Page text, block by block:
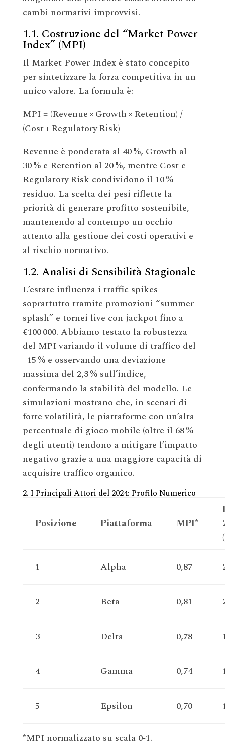
cambi normativi improvvisi.
1.1. Costruzione del “Market Power
Index” (MPI)
Il Market Power Index è stato concepito
per sintetizzare la forza competitiva in un
unico valore. La formula è:
MPI = (Revenue × Growth × Retention) /
(Cost + Regulatory Risk)
Revenue è ponderata al 40 %, Growth al
30 % e Retention al 20 %, mentre Cost e
Regulatory Risk condividono il 10 %
residuo. La scelta dei pesi riflette la
priorità di generare profitto sostenibile,
mantenendo al contempo un occhio
attento alla gestione dei costi operativi e
al rischio normativo.
1.2. Analisi di Sensibilità Stagionale
L’estate influenza i traffic spikes
soprattutto tramite promozioni “summer
splash” e tornei live con jackpot fino a
€100 000. Abbiamo testato la robustezza
del MPI variando il volume di traffico del
±15 % e osservando una deviazione
massima del 2,3 % sull’indice,
confermando la stabilità del modello. Le
simulazioni mostrano che, in scenari di
forte volatilità, le piattaforme con un’alta
percentuale di gioco mobile (oltre il 68 %
degli utenti) tendono a mitigare l’impatto
negativo grazie a una maggiore capacità di
acquisire traffico organico.
2. I Principali Attori del 2024: Profilo Numerico
Posizione Piattaforma MPI*
1 Alpha 0,87
2 Beta 0,81
3 Delta 0,78
4 Gamma 0,74
5 Epsilon 0,70
*MPI normalizzato su scala 0‑1.